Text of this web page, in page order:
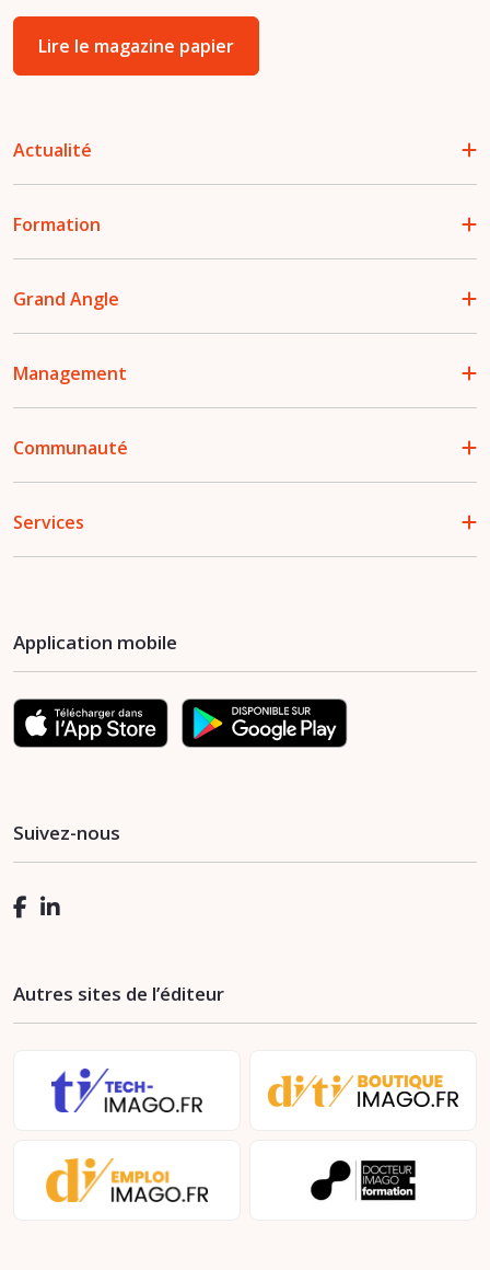
Lire le magazine papier
Actualité
Formation
Grand Angle
Management
Communauté
Services
Application mobile
Suivez-nous
Autres sites de l’éditeur